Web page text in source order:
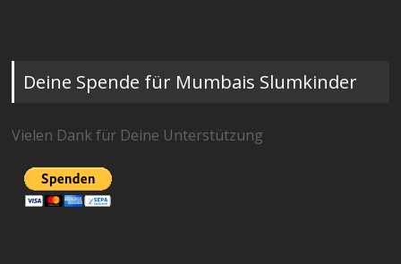
Deine Spende für Mumbais Slumkinder
Vielen Dank für Deine Unterstützung